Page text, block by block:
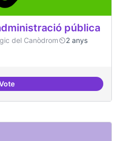
pública
del Canòdrom
2 anys
Digitalització de l'administració